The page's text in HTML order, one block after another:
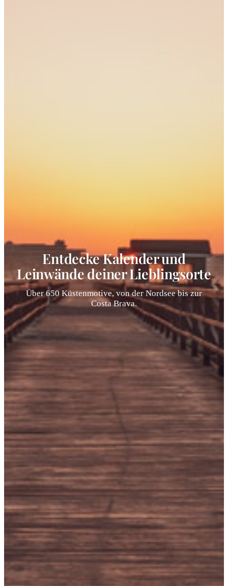
Entdecke Kalender und
Leinwände deiner Lieblingsorte
Über 650 Küstenmotive, von der Nordsee bis zur
Costa Brava.